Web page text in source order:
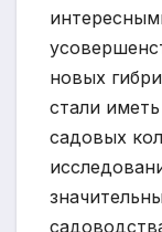
новых
стали
садовых